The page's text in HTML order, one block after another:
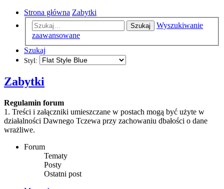
Strona główna Zabytki
Szukaj
Wyszukiwanie
zaawansowane
Szukaj
Styl:
Zabytki
Regulamin forum
1. Treści i załączniki umieszczane w postach mogą być użyte w
działalności Dawnego Tczewa przy zachowaniu dbałości o dane
wrażliwe.
Forum
Tematy
Posty
Ostatni post